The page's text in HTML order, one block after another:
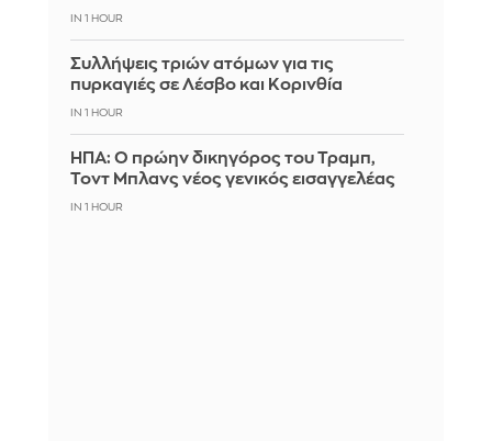
IN 1 HOUR
Συλλήψεις τριών ατόμων για τις
πυρκαγιές σε Λέσβο και Κορινθία
IN 1 HOUR
ΗΠΑ: Ο πρώην δικηγόρος του Τραμπ,
Τοντ Μπλανς νέος γενικός εισαγγελέας
IN 1 HOUR